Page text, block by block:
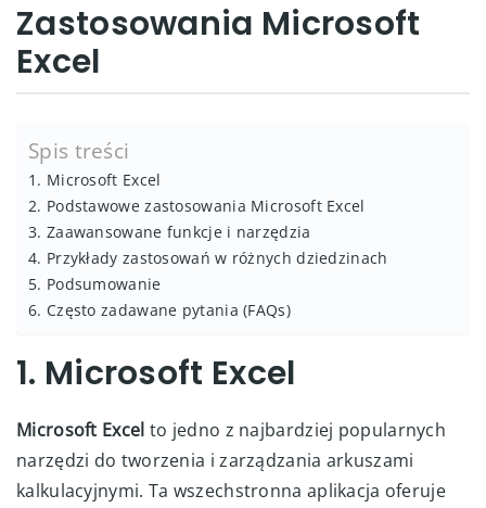
Zastosowania Microsoft
Excel
Spis treści
1. Microsoft Excel
2. Podstawowe zastosowania Microsoft Excel
3. Zaawansowane funkcje i narzędzia
4. Przykłady zastosowań w różnych dziedzinach
5. Podsumowanie
6. Często zadawane pytania (FAQs)
1. Microsoft Excel
Microsoft Excel to jedno z najbardziej popularnych
narzędzi do tworzenia i zarządzania arkuszami
kalkulacyjnymi. Ta wszechstronna aplikacja oferuje